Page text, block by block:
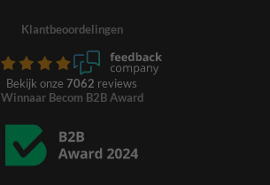
Klantbeoordelingen
Bekijk onze 7062 reviews
Winnaar Becom B2B Award